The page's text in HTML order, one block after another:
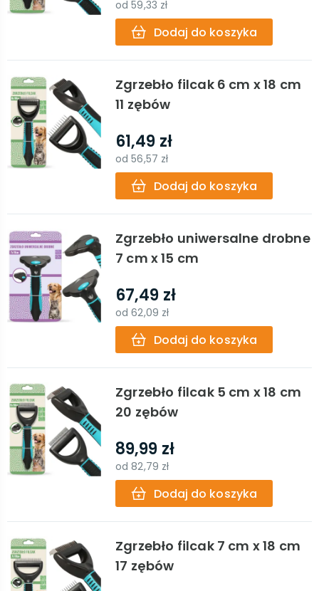
od59,33 zł
Dodaj do koszyka
Zgrzebło filcak 6 cm x 18 cm
11 zębów
61,49 zł
od56,57 zł
Dodaj do koszyka
Zgrzebło uniwersalne drobne
7 cm x 15 cm
67,49 zł
od62,09 zł
Dodaj do koszyka
Zgrzebło filcak 5 cm x 18 cm
20 zębów
89,99 zł
od82,79 zł
Dodaj do koszyka
Zgrzebło filcak 7 cm x 18 cm
17 zębów